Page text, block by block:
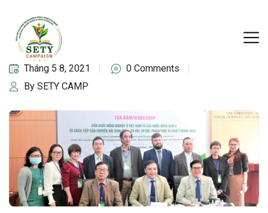
Tháng 5 8, 2021
0 Comments
By SETY CAMP